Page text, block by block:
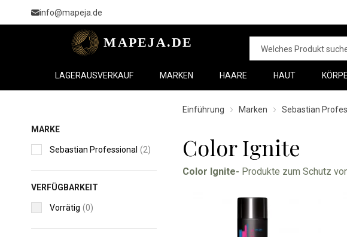
info@mapeja.de
LAGERAUSVERKAUF MARKEN HAARE HAUT
MARKE
Sebastian Professional (2)
VERFÜGBARKEIT
Vorrätig (0)
Einführung Marken Sebastian
Color Ignite
Color Ignite- Produkte zum Schutz